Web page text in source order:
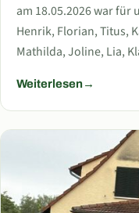
am 18.05.2026 war für
Henrik, Florian, Titus,
Mathilda, Joline, Lia,
Weiterlesen